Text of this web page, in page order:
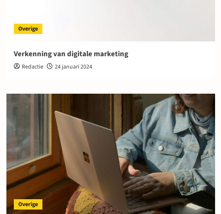
Overige
Verkenning van digitale marketing
Redactie 24 januari 2024
Overige